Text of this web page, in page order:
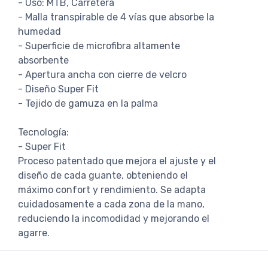
- Uso: MTB, Carretera
- Malla transpirable de 4 vías que absorbe la
humedad
- Superficie de microfibra altamente
absorbente
- Apertura ancha con cierre de velcro
- Diseño Super Fit
- Tejido de gamuza en la palma
Tecnología:
- Super Fit
Proceso patentado que mejora el ajuste y el
diseño de cada guante, obteniendo el
máximo confort y rendimiento. Se adapta
cuidadosamente a cada zona de la mano,
reduciendo la incomodidad y mejorando el
agarre.